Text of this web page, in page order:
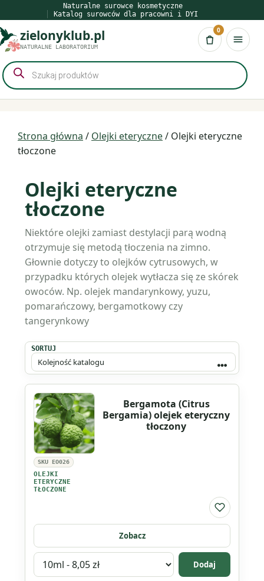
do
treści
Naturalne surowce kosmetyczne
Katalog surowców dla pracowni i DYI
zielonyklub.pl
NATURALNE LABORATORIUM Koszyk
0
Wyszukiwarka
produktów
Strona główna / Olejki eteryczne/ Olejki eteryczne
tłoczone
Olejki eteryczne
tłoczone
Niektóre olejki zamiast destylacji parą wodną
otrzymuje się metodą tłoczenia na zimno.
Głownie dotyczy to olejków cytrusowych, w
przypadku których olejek wytłacza się ze skórek
owoców. Np. olejek mandarynkowy, yuzu,
pomarańczowy, bergamotkowy czy
tangerynkowy
SORTUJ
SKU EO026
OLEJKI
ETERYCZNE
TŁOCZONE
Bergamota (Citrus
Bergamia) olejek eteryczny
tłoczony
Do listy
Zobacz
Wybierz
wariant
Dodaj